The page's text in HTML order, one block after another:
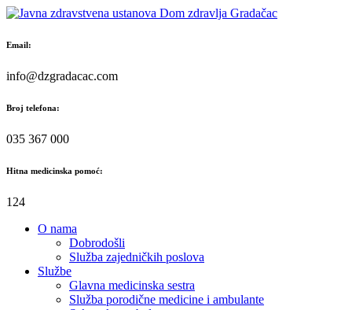
Skip
content
Email:
info@dzgradacac.com
Broj telefona:
035 367 000
Hitna medicinska pomoć:
124
O nama
Dobrodošli
Služba zajedničkih poslova
Službe
Glavna medicinska sestra
Služba porodične medicine i ambulante